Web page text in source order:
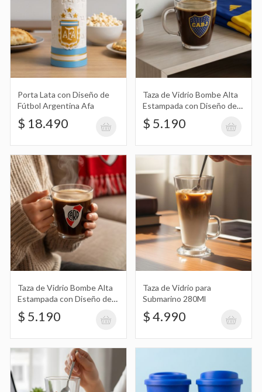
Taza de Vidrio Bombe Alta Estampada
con Diseño de River Plate
$ 5.190
Taza de Vidrio para Submarino 280Ml
$ 4.990
Taza de Vidrio para Submarino
Estampada con Frase 280Ml
$ 4.990
de Argentina
$ 7.490
Porta Lata con Diseño de
Fútbol Argentina Afa
$ 18.490
Taza de Vidrio Bombe Alta
Estampada con Diseño de
Boca Juniors
$ 5.190
Taza de Vidrio Bombe Alta
Estampada con Diseño de
River Plate
$ 5.190
Taza de Vidrio para
Submarino 280Ml
$ 4.990